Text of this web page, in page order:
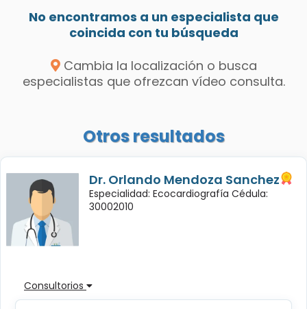
No encontramos a un especialista que
coincida con tu búsqueda
Cambia la localización o busca
especialistas que ofrezcan vídeo consulta.
Otros resultados
Dr. Orlando Mendoza Sanchez
Especialidad: Ecocardiografía Cédula:
30002010
Consultorios